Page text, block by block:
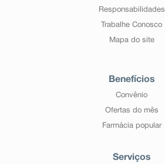
Responsabilidades
Trabalhe Conosco
Mapa do site
Benefícios
Convênio
Ofertas do mês
Farmácia popular
Serviços